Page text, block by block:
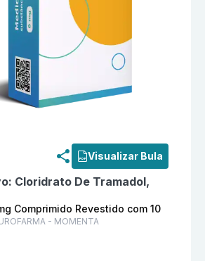
Visualizar Bula
Cloridrato De Tramadol,
Comprimido Revestido com 10
- MOMENTA